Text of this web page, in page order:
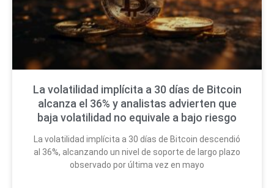
La volatilidad implícita a 30 días de Bitcoin
alcanza el 36% y analistas advierten que
baja volatilidad no equivale a bajo riesgo
La volatilidad implícita a 30 días de Bitcoin descendió
al 36%, alcanzando un nivel de soporte de largo plazo
observado por última vez en mayo